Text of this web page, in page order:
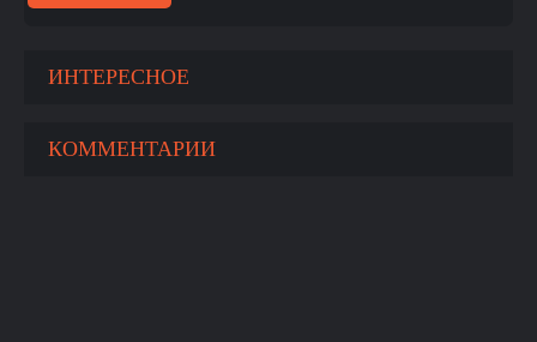
ИНТЕРЕСНОЕ
КОММЕНТАРИИ